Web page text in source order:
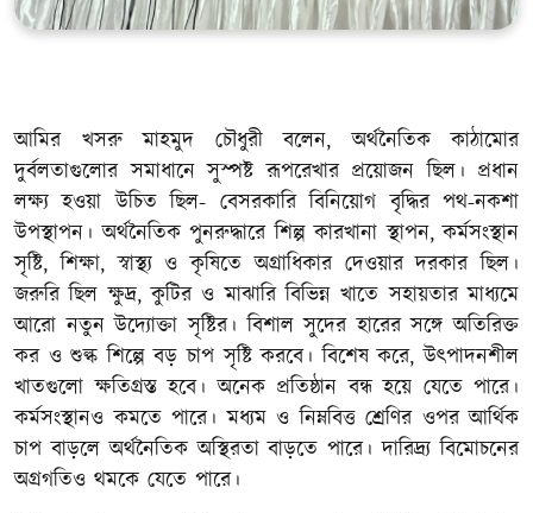
সাহিত্য
আমির খসরু মাহমুদ চৌধুরী বলেন, অর্থনৈতিক কাঠামোর
দুর্বলতাগুলোর সমাধানে সুস্পষ্ট রূপরেখার প্রয়োজন ছিল। প্রধান
লক্ষ্য হওয়া উচিত ছিল- বেসরকারি বিনিয়োগ বৃদ্ধির পথ-নকশা
উপস্থাপন। অর্থনৈতিক পুনরুদ্ধারে শিল্প কারখানা স্থাপন, কর্মসংস্থান
সৃষ্টি, শিক্ষা, স্বাস্থ্য ও কৃষিতে অগ্রাধিকার দেওয়ার দরকার ছিল।
জরুরি ছিল ক্ষুদ্র, কুটির ও মাঝারি বিভিন্ন খাতে সহায়তার মাধ্যমে
আরো নতুন উদ্যোক্তা সৃষ্টির। বিশাল সুদের হারের সঙ্গে অতিরিক্ত
কর ও শুল্ক শিল্পে বড় চাপ সৃষ্টি করবে। বিশেষ করে, উৎপাদনশীল
খাতগুলো ক্ষতিগ্রস্ত হবে। অনেক প্রতিষ্ঠান বন্ধ হয়ে যেতে পারে।
কর্মসংস্থানও কমতে পারে। মধ্যম ও নিম্নবিত্ত শ্রেণির ওপর আর্থিক
চাপ বাড়লে অর্থনৈতিক অস্থিরতা বাড়তে পারে। দারিদ্র্য বিমোচনের
অগ্রগতিও থমকে যেতে পারে।